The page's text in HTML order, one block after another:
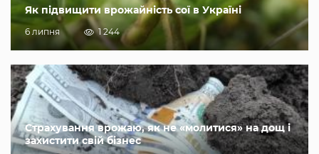
Як підвищити врожайність сої в Україні
6 липня 1 244
Страхування врожаю, як не «молитися» на дощ і
захистити свій бізнес